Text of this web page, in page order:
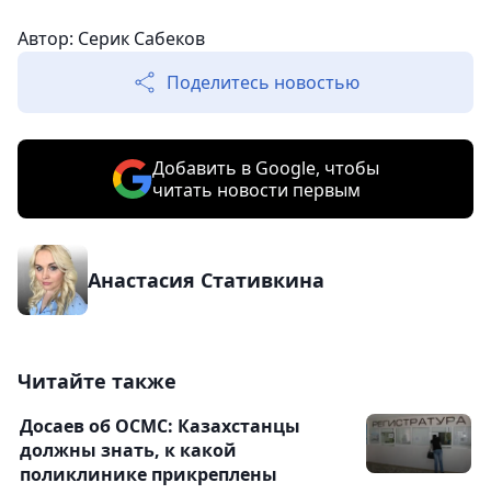
Автор: Серик Сабеков
Поделитесь новостью
Добавить в Google, чтобы
читать новости первым
Анастасия Стативкина
Читайте также
Досаев об ОСМС: Казахстанцы
должны знать, к какой
поликлинике прикреплены